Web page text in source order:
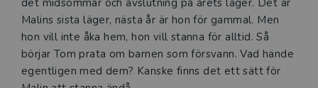
det midsommar och avslutning på årets läger. Det är
Malins sista läger, nästa år är hon för gammal. Men
hon vill inte åka hem, hon vill stanna för alltid. Så
börjar Tom prata om barnen som försvann. Vad hände
egentligen med dem? Kanske finns det ett sätt för